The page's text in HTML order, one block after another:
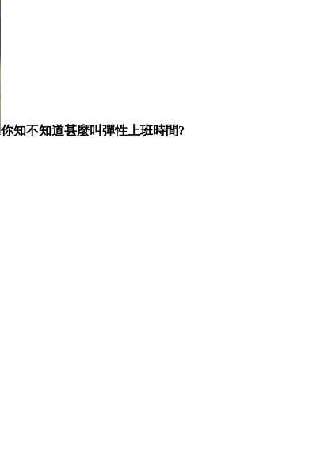
你知不知道甚麼叫彈性上班時間?